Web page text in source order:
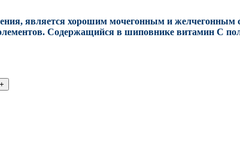
является хорошим мочегонным и
Содержащийся в шиповнике витамин С